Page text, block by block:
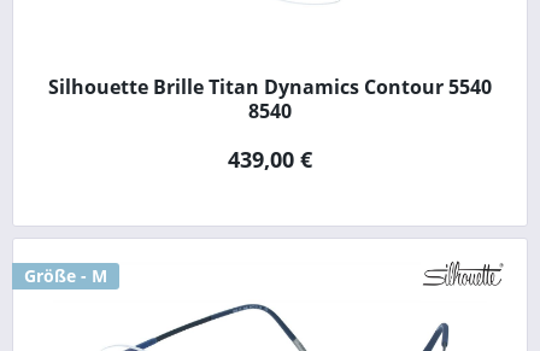
Silhouette Brille Titan Dynamics Contour 5540
8540
439,00 €
Größe - M